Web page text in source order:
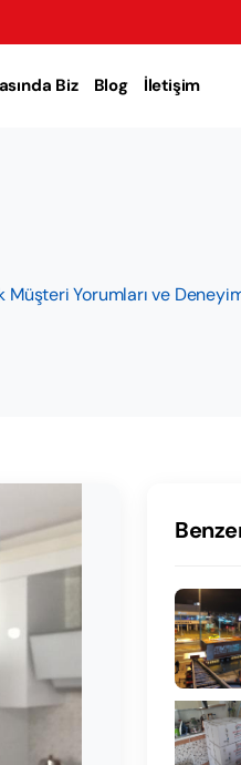
Biz Blog İletişim
Müşteri Yorumları ve